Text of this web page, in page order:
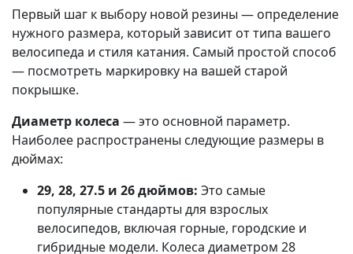
Первый шаг к выбору новой резины — определение
нужного размера, который зависит от типа вашего
велосипеда и стиля катания. Самый простой способ
— посмотреть маркировку на вашей старой
покрышке.
Диаметр колеса — это основной параметр.
Наиболее распространены следующие размеры в
дюймах:
29, 28, 27.5 и 26 дюймов: Это самые
популярные стандарты для взрослых
велосипедов, включая горные, городские и
гибридные модели. Колеса диаметром 28